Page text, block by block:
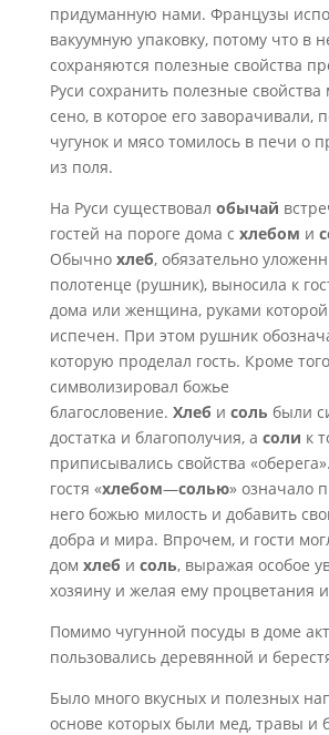
придуманную нами. Французы
вакуумную упаковку, потому что в
сохраняются полезные свойства
Руси сохранить полезные свойства
сено, в которое его заворачивали,
чугунок и мясо томилось в печи о
из поля.
На Руси существовал обычай
гостей на пороге дома с хлебом и
Обычно хлеб, обязательно
полотенце (рушник), выносила к
дома или женщина, руками
испечен. При этом рушник
которую проделал гость. Кроме
символизировал божье
благословение. Хлеб и соль были
достатка и благополучия, а соли к
приписывались свойства
гостя «хлебом—солью» означало
него божью милость и добавить
добра и мира. Впрочем, и гости
дом хлеб и соль, выражая особое
хозяину и желая ему процветания и
Помимо чугунной посуды в доме
пользовались деревянной и
Было много вкусных и полезных
основе которых были мед, травы и